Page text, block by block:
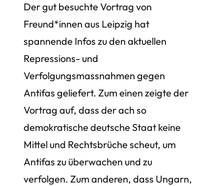
Der gut besuchte Vortrag von
Freund*innen aus Leipzig hat
spannende Infos zu den aktuellen
Repressions- und
Verfolgungsmassnahmen gegen
Antifas geliefert. Zum einen zeigte der
Vortrag auf, dass der ach so
demokratische deutsche Staat keine
Mittel und Rechtsbrüche scheut, um
Antifas zu überwachen und zu
verfolgen. Zum anderen, dass Ungarn,